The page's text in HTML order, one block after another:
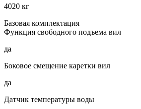
4020 кг
Базовая комплектация
Функция свободного подъема вил
да
Боковое смещение каретки вил
да
Датчик температуры воды